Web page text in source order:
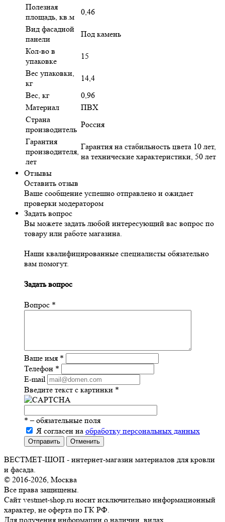
Полезная
площадь, кв.м
0,46
Вид фасадной
панели
Под камень
Кол-во в
упаковке
15
Вес упаковки,
кг
14,4
Вес, кг
0,96
Материал
ПВХ
Страна
производитель
Россия
Гарантия
производителя,
лет
Гарантия на стабильность цвета 10 лет,
на технические характеристики, 50 лет
Отзывы
Оставить отзыв
Ваше сообщение успешно отправлено и ожидает
проверки модератором
Задать вопрос
Вы можете задать любой интересующий вас вопрос по
товару или работе магазина.
Наши квалифицированные специалисты обязательно
вам помогут.
Задать вопрос
Вопрос *
Ваше имя *
Телефон *
E-mail
Введите текст с картинки *
* – обязательные поля
Я согласен на обработку персональных данных
Отправить Отменить
ВЕСТМЕТ-ШОП - интернет-магазин материалов для кровли
и фасада.
© 2016-2026, Москва
Все права защищены.
Сайт vestmet-shop.ru носит исключительно информационный
характер, не оферта по ГК РФ.
Для получения информации о наличии, видах,